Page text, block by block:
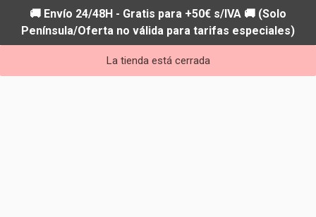
🚚 Envío 24/48H - Gratis para +50€ s/IVA 🚚 (Solo
Península/Oferta no válida para tarifas especiales)
La tienda está cerrada